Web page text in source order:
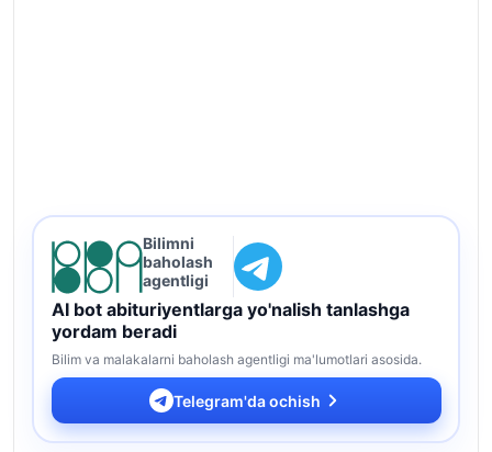
Bilimni
baholash
agentligi
AI bot abituriyentlarga yo'nalish tanlashga
yordam beradi
Bilim va malakalarni baholash agentligi ma'lumotlari asosida.
Telegram'da ochish